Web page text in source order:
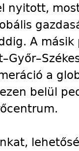
nyitott,
A
a
belül